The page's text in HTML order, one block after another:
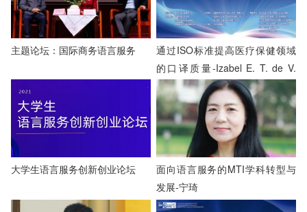
主题论坛：国际商务语言服务
通过ISO标准提高医疗保健领域
的口译质量-Izabel E. T. de V.
Souza
大学生语言服务创新创业论坛
面向语言服务的MTI学科转型与
发展-宁琦